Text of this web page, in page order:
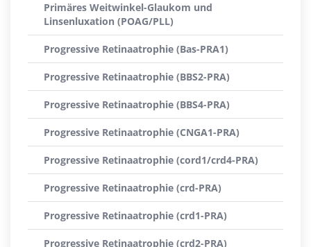
Primäres Weitwinkel-Glaukom und
Linsenluxation (POAG/PLL)
Progressive Retinaatrophie (Bas-PRA1)
Progressive Retinaatrophie (BBS2-PRA)
Progressive Retinaatrophie (BBS4-PRA)
Progressive Retinaatrophie (CNGA1-PRA)
Progressive Retinaatrophie (cord1/crd4-PRA)
Progressive Retinaatrophie (crd-PRA)
Progressive Retinaatrophie (crd1-PRA)
Progressive Retinaatrophie (crd2-PRA)